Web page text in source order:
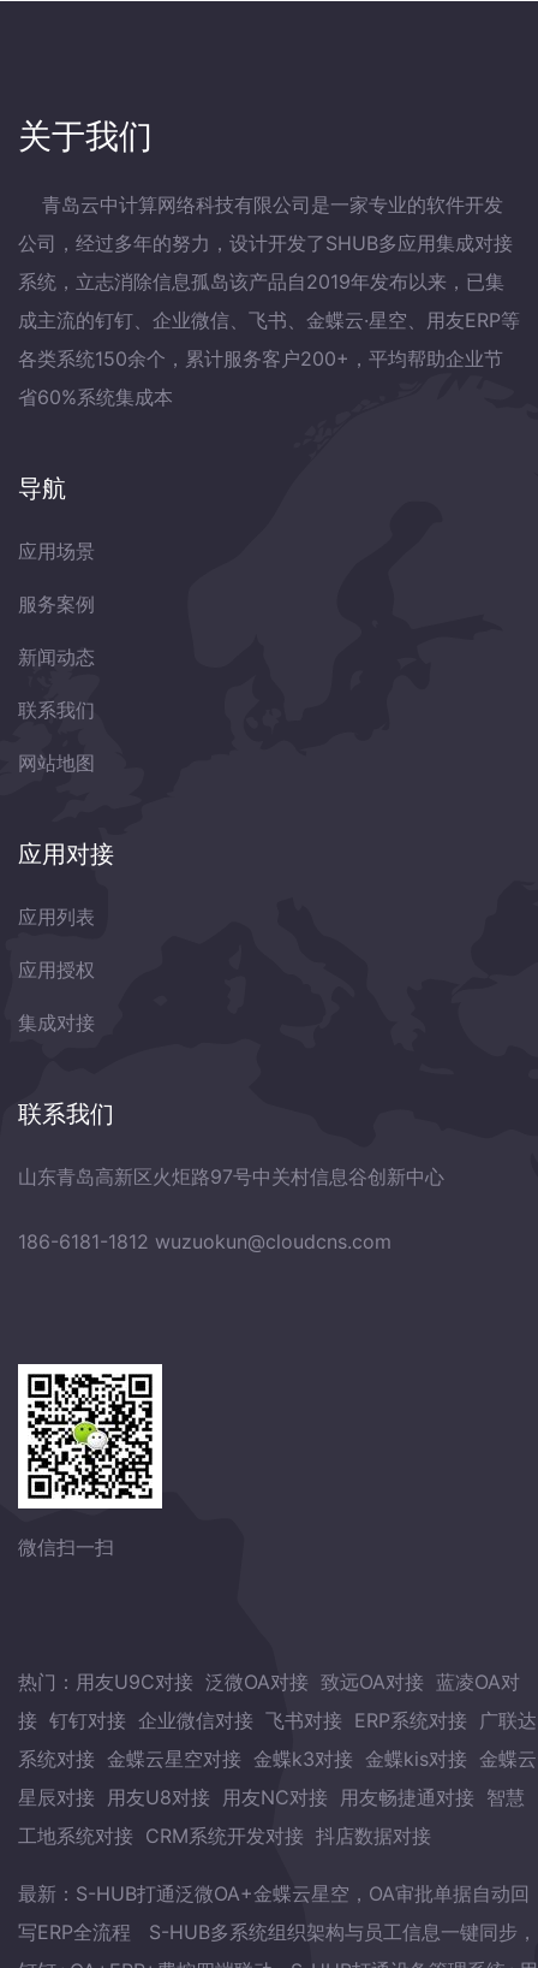
关于我们
青岛云中计算网络科技有限公司是一家专业的软件开发
公司，经过多年的努力，设计开发了SHUB多应用集成对接
系统，立志消除信息孤岛该产品自2019年发布以来，已集
成主流的钉钉、企业微信、飞书、金蝶云·星空、用友ERP等
各类系统150余个，累计服务客户200+，平均帮助企业节
省60%系统集成本
导航
应用场景
服务案例
新闻动态
联系我们
网站地图
应用对接
应用列表
应用授权
集成对接
联系我们
山东青岛高新区火炬路97号中关村信息谷创新中心
186-6181-1812 wuzuokun@cloudcns.com
微信扫一扫
热门： 用友U9C对接 泛微OA对接 致远OA对接 蓝凌OA对
接 钉钉对接 企业微信对接 飞书对接 ERP系统对接 广联达
系统对接 金蝶云星空对接 金蝶k3对接 金蝶kis对接 金蝶云
星辰对接 用友U8对接 用友NC对接 用友畅捷通对接 智慧
工地系统对接 CRM系统开发对接 抖店数据对接
最新： S-HUB打通泛微OA+金蝶云星空，OA审批单据自动回
写ERP全流程
S-HUB多系统组织架构与员工信息一键同步，